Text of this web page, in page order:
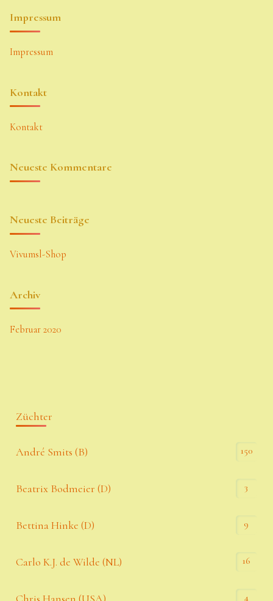
Impressum
Impressum
Kontakt
Kontakt
Neueste Kommentare
Neueste Beiträge
Vivumsl-Shop
Archiv
Februar 2020
Züchter
André Smits (B) 150
Beatrix Bodmeier (D) 3
Bettina Hinke (D) 9
Carlo K.J. de Wilde (NL) 16
4